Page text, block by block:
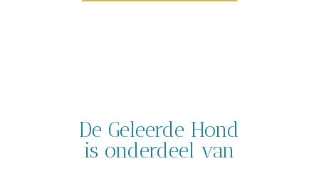
De Geleerde Hond
is onderdeel van